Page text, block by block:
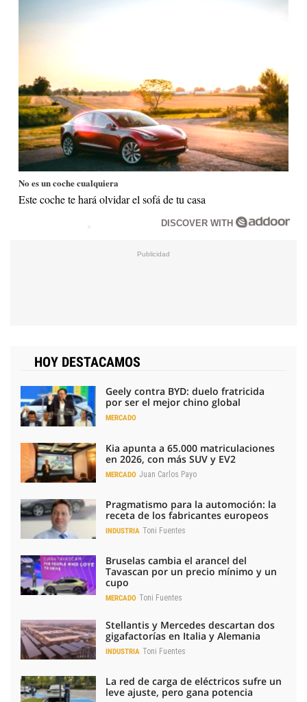
No es un coche cualquiera
Este coche te hará olvidar el sofá de tu casa
DISCOVER WITH
HOY DESTACAMOS
Geely contra BYD: duelo fratricida
por ser el mejor chino global
MERCADO
Kia apunta a 65.000 matriculaciones
en 2026, con más SUV y EV2
MERCADO Juan Carlos Payo
Pragmatismo para la automoción: la
receta de los fabricantes europeos
INDUSTRIA Toni Fuentes
Bruselas cambia el arancel del
Tavascan por un precio mínimo y un
cupo
MERCADO Toni Fuentes
Stellantis y Mercedes descartan dos
gigafactorías en Italia y Alemania
INDUSTRIA Toni Fuentes
La red de carga de eléctricos sufre un
leve ajuste, pero gana potencia